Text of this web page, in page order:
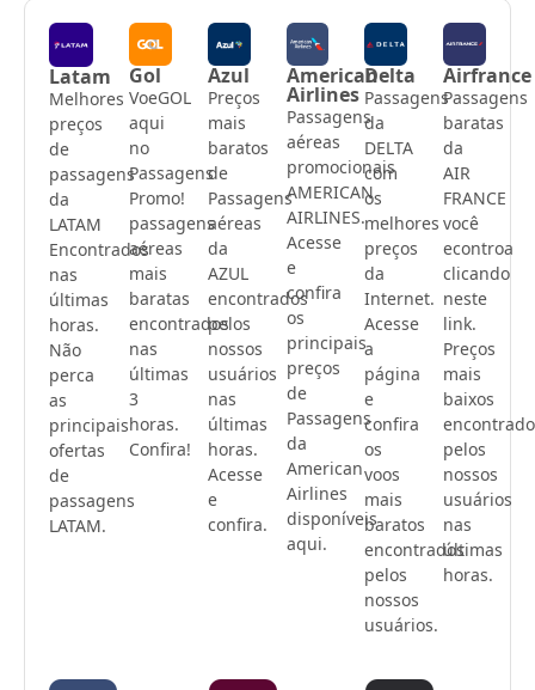
Latam
Melhores
preços
de
passagens
da
LATAM
Encontrados
nas
últimas
horas.
Não
perca
as
principais
ofertas
de
passagens
LATAM.
Gol
VoeGOL
aqui
no
Passagens
Promo!
passagens
aéreas
mais
baratas
encontrados
nas
últimas
3
horas.
Confira!
Azul
Preços
mais
baratos
de
Passagens
aéreas
da
AZUL
encontrados
pelos
nossos
usuários
nas
últimas
horas.
Acesse
e
confira.
American
Airlines
Passagens
aéreas
promocionais
AMERICAN
AIRLINES.
Acesse
e
confira
os
principais
preços
de
Passagens
da
American
Airlines
disponíveis
aqui.
Delta
Passagens
da
DELTA
com
os
melhores
preços
da
Internet.
Acesse
a
página
e
confira
os
voos
mais
baratos
encontrados
pelos
nossos
usuários.
Airfrance
Passagens
baratas
da
AIR
FRANCE
você
econtroa
clicando
neste
link.
Preços
mais
baixos
pelos
nossos
usuários
nas
últimas
horas.